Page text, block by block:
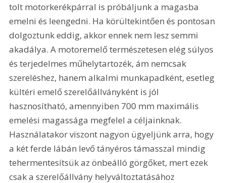
tolt motorkerékpárral is próbáljunk a magasba
emelni és leengedni. Ha körültekintően és pontosan
dolgoztunk eddig, akkor ennek nem lesz semmi
akadálya. A motoremelő természetesen elég súlyos
és terjedelmes műhelytartozék, ám nemcsak
szereléshez, hanem alkalmi munkapadként, esetleg
kültéri emelő szerelőállványként is jól
hasznosítható, amennyiben 700 mm maximális
emelési magassága megfelel a céljainknak.
Használatakor viszont nagyon ügyeljünk arra, hogy
a két ferde lábán levő tányéros támasszal mindig
tehermentesítsük az önbeálló görgőket, mert ezek
csak a szerelőállvány helyváltoztatásához